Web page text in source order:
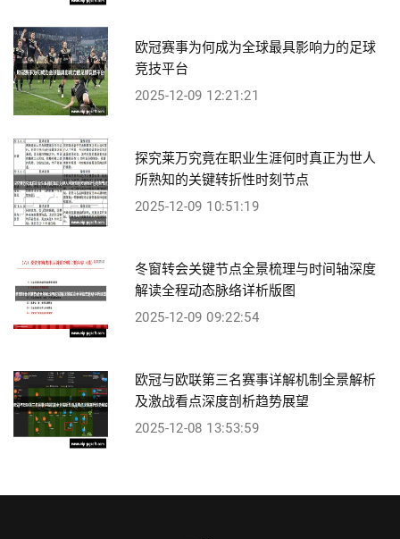
欧冠赛事为何成为全球最具影响力的足球
竞技平台
2025-12-09 12:21:21
探究莱万究竟在职业生涯何时真正为世人
所熟知的关键转折性时刻节点
2025-12-09 10:51:19
冬窗转会关键节点全景梳理与时间轴深度
解读全程动态脉络详析版图
2025-12-09 09:22:54
欧冠与欧联第三名赛事详解机制全景解析
及激战看点深度剖析趋势展望
2025-12-08 13:53:59